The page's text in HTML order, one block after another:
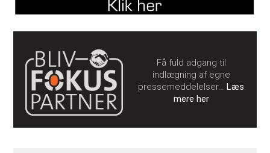
Få fuld adgang til
indlægning af egne
pressemeddelelser…Læs
mere her